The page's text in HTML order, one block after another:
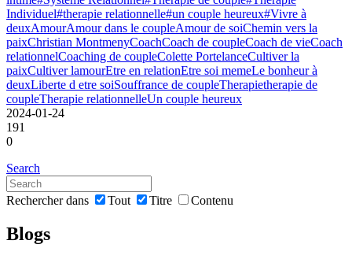
Individuel#therapie relationnelle#un couple heureux#Vivre à
deuxAmourAmour dans le coupleAmour de soiChemin vers la
paixChristian MontmenyCoachCoach de coupleCoach de vieCoach
relationnelCoaching de coupleColette PortelanceCultiver la
paixCultiver lamourEtre en relationEtre soi memeLe bonheur à
deuxLiberte d etre soiSouffrance de coupleTherapietherapie de
coupleTherapie relationnelleUn couple heureux
2024-01-24
191
0
Search
Rechercher dans Tout Titre Contenu
Blogs